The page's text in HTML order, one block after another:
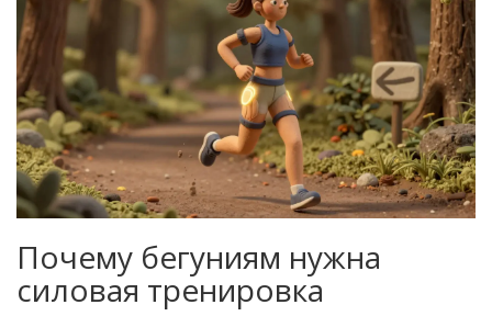
Почему бегуниям нужна
силовая тренировка